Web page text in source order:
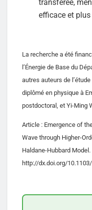
transférée,
efficace et plus
La recherche a été
l’Énergie de Base du
autres auteurs de
diplômé en physique à
postdoctoral, et Yi-Ming
Article : Emergence of
Wave through Higher-
Haldane-Hubbard Model.
http://dx.doi.org/